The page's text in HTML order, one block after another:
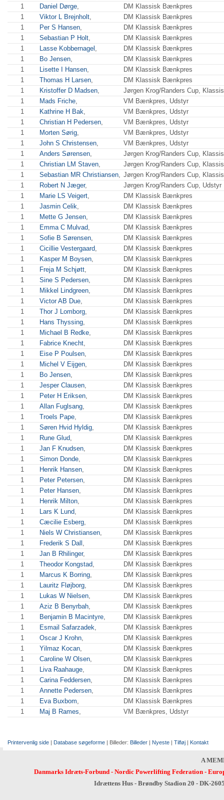
1
Daniel Dørge,
DM Klassisk Bænkpres
1
Viktor L Brejnholt,
DM Klassisk Bænkpres
1
Per S Hansen,
DM Klassisk Bænkpres
1
Sebastian P Holt,
DM Klassisk Bænkpres
1
Lasse Kobbernagel ,
DM Klassisk Bænkpres
1
Bo Jensen,
DM Klassisk Bænkpres
1
Lisette I Hansen,
DM Klassisk Bænkpres
1
Thomas H Larsen,
DM Klassisk Bænkpres
1
Kristoffer D Madsen,
Jørgen Krog/Randers Cup,
1
Mads Friche,
VM Bænkpres, Udstyr
1
Kathrine H Bak,
VM Bænkpres, Udstyr
1
Christian H Pedersen,
VM Bænkpres, Udstyr
1
Morten Sørig,
VM Bænkpres, Udstyr
1
John S Christensen,
VM Bænkpres, Udstyr
1
Anders Sørensen,
Jørgen Krog/Randers Cup,
1
Christian LM Staven,
Jørgen Krog/Randers Cup,
1
Sebastian MR Christiansen, Jørgen Krog/Randers Cup,
1
Robert N Jæger,
Jørgen Krog/Randers Cup, Udstyr
1
Marie LS Veigert,
DM Klassisk Bænkpres
1
Jasmin Celik,
DM Klassisk Bænkpres
1
Mette G Jensen,
DM Klassisk Bænkpres
1
Emma C Mulvad,
DM Klassisk Bænkpres
1
Sofie B Sørensen,
DM Klassisk Bænkpres
1
Cicillie Vestergaard,
DM Klassisk Bænkpres
1
Kasper M Boysen,
DM Klassisk Bænkpres
1
Freja M Schjøtt,
DM Klassisk Bænkpres
1
Sine S Pedersen,
DM Klassisk Bænkpres
1
Mikkel Lindgreen,
DM Klassisk Bænkpres
1
Victor AB Due,
DM Klassisk Bænkpres
1
Thor J Lomborg,
DM Klassisk Bænkpres
1
Hans Thyssing,
DM Klassisk Bænkpres
1
Michael B Redke,
DM Klassisk Bænkpres
1
Fabrice Knecht,
DM Klassisk Bænkpres
1
Eise P Poulsen,
DM Klassisk Bænkpres
1
Michel V Eijgen,
DM Klassisk Bænkpres
1
Bo Jensen,
DM Klassisk Bænkpres
1
Jesper Clausen,
DM Klassisk Bænkpres
1
Peter H Eriksen,
DM Klassisk Bænkpres
1
Allan Fuglsang,
DM Klassisk Bænkpres
1
Troels Pape,
DM Klassisk Bænkpres
1
Søren Hvid Hyldig,
DM Klassisk Bænkpres
1
Rune Glud,
DM Klassisk Bænkpres
1
Jan F Knudsen,
DM Klassisk Bænkpres
1
Simon Donde,
DM Klassisk Bænkpres
1
Henrik Hansen,
DM Klassisk Bænkpres
1
Peter Petersen,
DM Klassisk Bænkpres
1
Peter Hansen,
DM Klassisk Bænkpres
1
Henrik Milton,
DM Klassisk Bænkpres
1
Lars K Lund,
DM Klassisk Bænkpres
1
Cæcilie Esberg,
DM Klassisk Bænkpres
1
Niels W Christiansen,
DM Klassisk Bænkpres
1
Frederik S Dall ,
DM Klassisk Bænkpres
1
Jan B Rhilinger,
DM Klassisk Bænkpres
1
Theodor Kongstad,
DM Klassisk Bænkpres
1
Marcus K Borring,
DM Klassisk Bænkpres
1
Lauritz Fløjborg,
DM Klassisk Bænkpres
1
Lukas W Nielsen,
DM Klassisk Bænkpres
1
Aziz B Benyrbah,
DM Klassisk Bænkpres
1
Benjamin B Macintyre,
DM Klassisk Bænkpres
1
Esmail Safarzadek,
DM Klassisk Bænkpres
1
Oscar J Krohn,
DM Klassisk Bænkpres
1
Yilmaz Kocan,
DM Klassisk Bænkpres
1
Caroline W Olsen,
DM Klassisk Bænkpres
1
Liva Raahauge,
DM Klassisk Bænkpres
1
Carina Feddersen,
DM Klassisk Bænkpres
1
Annette Pedersen,
DM Klassisk Bænkpres
1
Eva Buxbom,
DM Klassisk Bænkpres
1
Maj B Rames, VM Bænkpres, Udstyr
Printervenlig side | Database søgeforme | Billeder: Billeder | Nyeste | Tilføj | Kontakt
A
Danmarks Idræts-Forbund- Nordic Powerlifting Federation-
Idrættens Hus - Brøndby Stadion 20 - DK-